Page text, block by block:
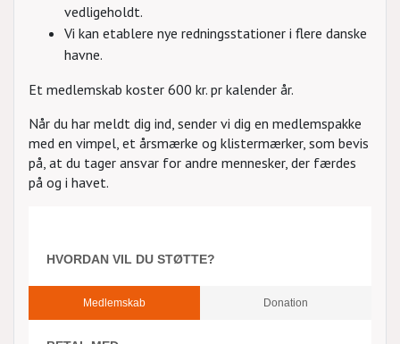
vedligeholdt.
Vi kan etablere nye redningsstationer i flere danske
havne.
Et medlemskab koster 600 kr. pr kalender år.
Når du har meldt dig ind, sender vi dig en medlemspakke
med en vimpel, et årsmærke og klistermærker, som bevis
på, at du tager ansvar for andre mennesker, der færdes
på og i havet.